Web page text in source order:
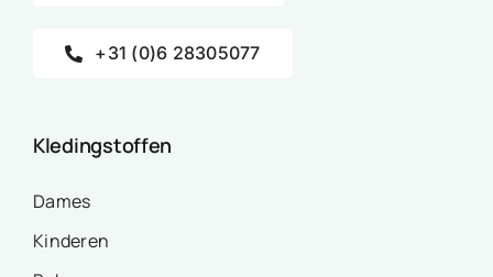
+31 (0)6 28305077
Kledingstoffen
Dames
Kinderen